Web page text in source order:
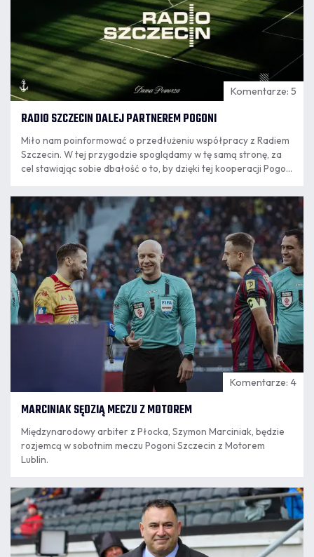
Komentarze: 5
RADIO SZCZECIN DALEJ PARTNEREM POGONI
Miło nam poinformować o przedłużeniu współpracy z Radiem
Szczecin. W tej przygodzie spoglądamy w tę samą stronę, za
cel stawiając sobie dbałość o to, by dzięki tej kooperacji Pogoń
czytamy w komunikacie klubu.
06.08
12:54
Komentarze: 4
MARCINIAK SĘDZIĄ MECZU Z MOTOREM
Międzynarodowy arbiter z Płocka, Szymon Marciniak, będzie
rozjemcą w sobotnim meczu Pogoni Szczecin z Motorem
Lublin.
06.08
11:56